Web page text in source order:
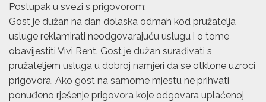
Postupak u svezi s prigovorom:
Gost je dužan na dan dolaska odmah kod pružatelja
usluge reklamirati neodgovarajuću uslugu i o tome
obavijestiti Vivi Rent. Gost je dužan surađivati s
pružateljem usluga u dobroj namjeri da se otklone uzroci
prigovora. Ako gost na samome mjestu ne prihvati
ponuđeno rješenje prigovora koje odgovara uplaćenoj